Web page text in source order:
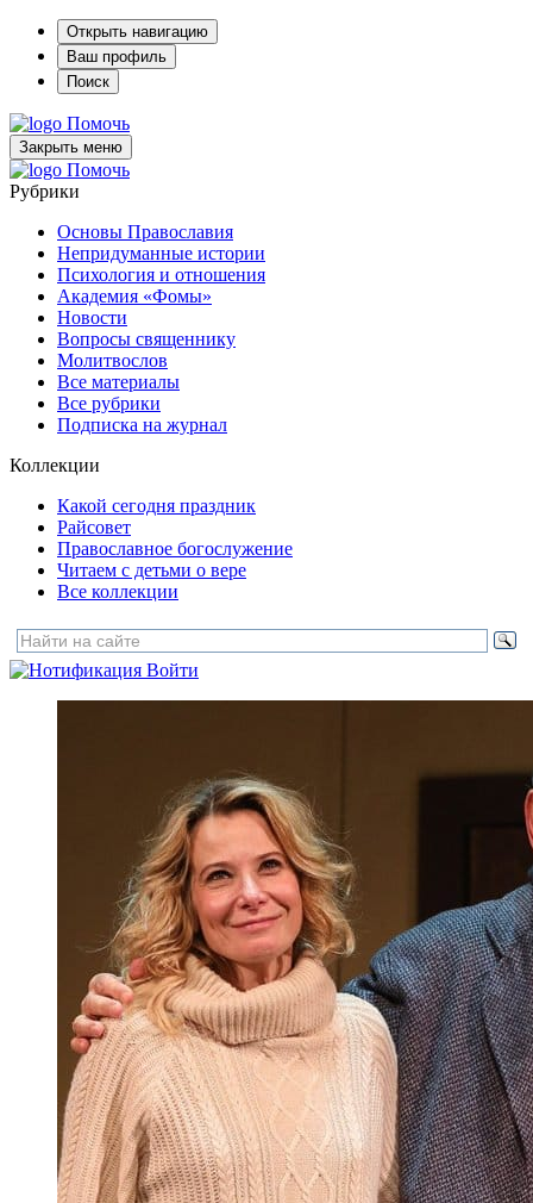
Открыть навигацию
Ваш профиль
Поиск
Помочь
Закрыть меню
Помочь
Рубрики
Основы Православия
Непридуманные истории
Психология и отношения
Академия «Фомы»
Новости
Вопросы священнику
Молитвослов
Все материалы
Все рубрики
Подписка на журнал
Коллекции
Какой сегодня праздник
Райсовет
Православное богослужение
Читаем с детьми о вере
Все коллекции
Войти